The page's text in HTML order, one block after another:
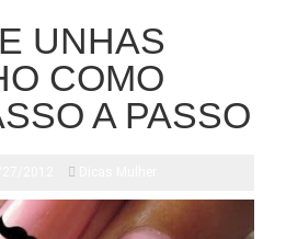
UNHAS
COMO
A PASSO